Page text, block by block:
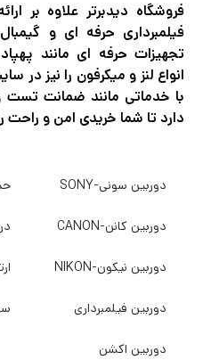
فروشگاه دیدبرتر علاوه بر
فیلمبرداری حرفه ای و
تجهیزات حرفه ای مانند
انواع لنز و میکرفون را نیز در
با خدماتی مانند ضمانت تست
دارد تا شما خریدی امن و راحت
دوربین سونی-SONY
دوربین کانن-CANON
دوربین نیکون-NIKON
دوربین فیلمبرداری
دوربین اکشن